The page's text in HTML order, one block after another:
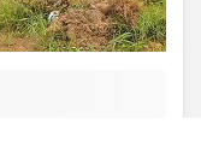
TERMOS